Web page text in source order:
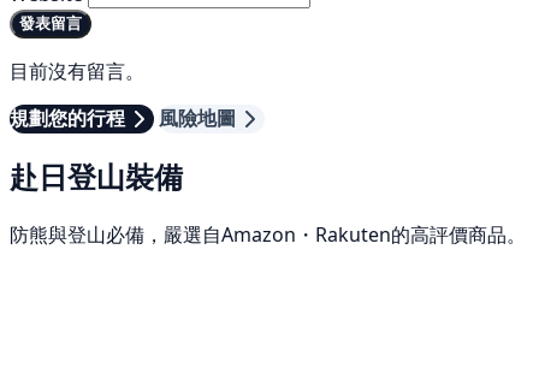
發表留言
目前沒有留言。
規劃您的行程
風險地圖
赴日登山裝備
防熊與登山必備，嚴選自Amazon・Rakuten的高評價商品。